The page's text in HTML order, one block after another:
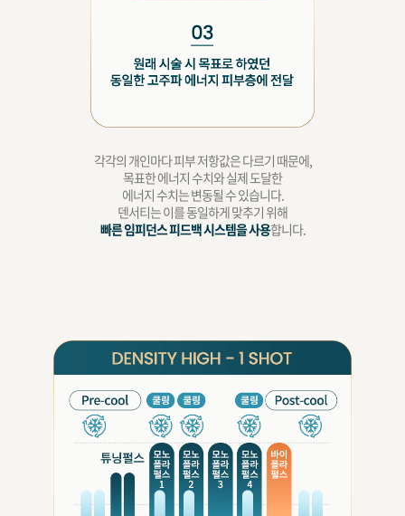
각각의 개인마다 피부 저항값은 다르기 때문에,
목표한 에너지 수치와 실제 도달한
에너지 수치는 변동될 수 있습니다.
덴서티는 이를 동일하게 맞추기 위해
빠른 임피던스 피드백 시스템을 사용합니다.